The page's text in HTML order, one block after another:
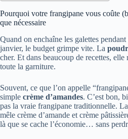
Pourquoi votre frangipane vous coûte
que nécessaire
Quand on enchaîne les galettes
janvier, le budget grimpe vite. La
cher. Et dans beaucoup de recettes, elle
toute la garniture.
Souvent, ce que l’on appelle
simple crème d’amandes. C’est bon,
pas la vraie frangipane traditionnelle.
mêle crème d’amande et crème
là que se cache l’économie… sans